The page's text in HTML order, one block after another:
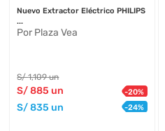
Nuevo Extractor Eléctrico PHILIPS
...
Por Plaza Vea
S/1,109 un
S/885 un -20%
S/835 un -24%